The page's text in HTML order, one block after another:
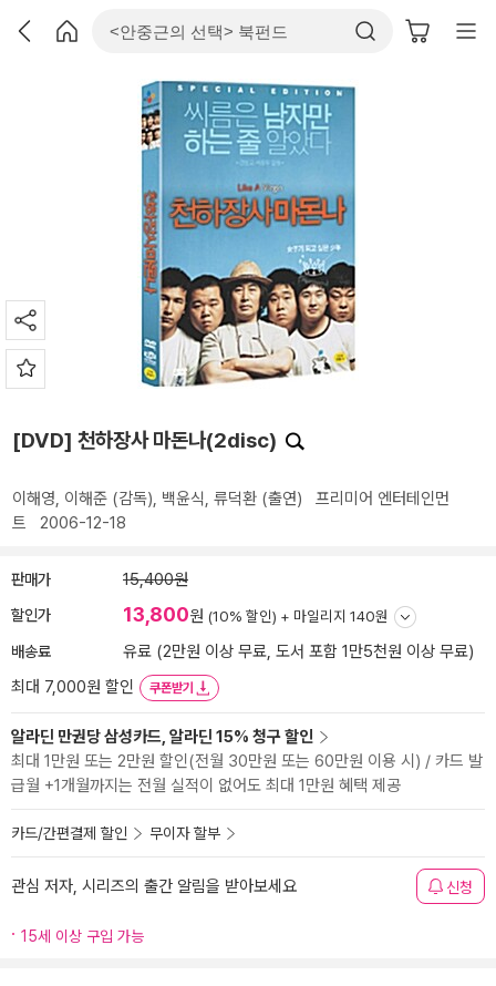
[DVD] 천하장사 마돈나(2disc)
이해영, 이해준 (감독), 백윤식, 류덕환 (출연) 프리미어 엔터테인먼
트 2006-12-18
판매가 15,400원
할인가 13,800원 (10% 할인) + 마일리지 140원
배송료
유료 (2만원 이상 무료, 도서 포함 1만5천원 이상 무료)
최대 7,000원 할인
쿠폰받기
알라딘 만권당 삼성카드, 알라딘 15% 청구 할인
최대 1만원 또는 2만원 할인(전월 30만원 또는 60만원 이용 시) / 카드 발
급월 +1개월까지는 전월 실적이 없어도 최대 1만원 혜택 제공
카드/간편결제 할인 무이자 할부
관심 저자, 시리즈의 출간 알림을 받아보세요 신청
15세 이상 구입 가능